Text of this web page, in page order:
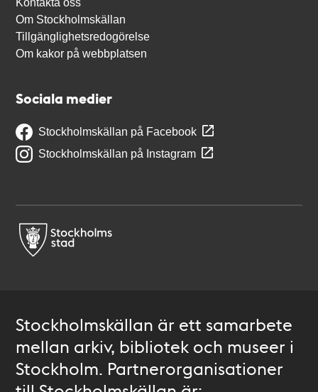
Kontakta oss
Om Stockholmskällan
Tillgänglighetsredogörelse
Om kakor på webbplatsen
Sociala medier
Stockholmskällan på Facebook
Stockholmskällan på Instagram
Stockholmskällan är ett samarbete
mellan arkiv, bibliotek och museer i
Stockholm. Partnerorganisationer